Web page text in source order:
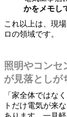
かをメモし
これ以上は、現
ロの領域です。
照明やコンセ
が見落としが
「家全体ではな
トだけ電気が来